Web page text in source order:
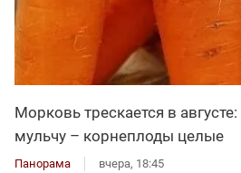
Морковь трескается в
мульчу – корнеплоды целые
Панорама вчера, 18:45